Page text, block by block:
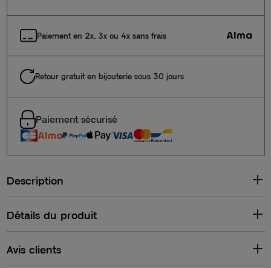
Paiement en 2x, 3x ou 4x sans frais
Retour gratuit en bijouterie sous 30 jours
Paiement sécurisé
Description
Détails du produit
Avis clients